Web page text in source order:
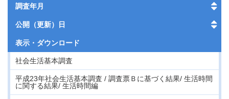
調査年月
公開（更新）日
表示・ ダウンロード
社会生活基本調査
平成23年社会生活基本調査 / 調査票Ｂに基づく結果/ 生活時間
に関する結果/ 生活時間編